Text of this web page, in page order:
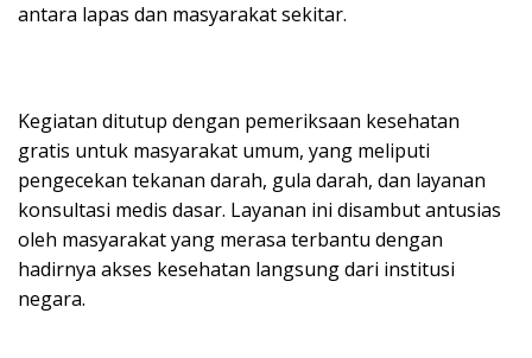
antara lapas dan masyarakat sekitar.
Kegiatan ditutup dengan pemeriksaan kesehatan
gratis untuk masyarakat umum, yang meliputi
pengecekan tekanan darah, gula darah, dan layanan
konsultasi medis dasar. Layanan ini disambut antusias
oleh masyarakat yang merasa terbantu dengan
hadirnya akses kesehatan langsung dari institusi
negara.